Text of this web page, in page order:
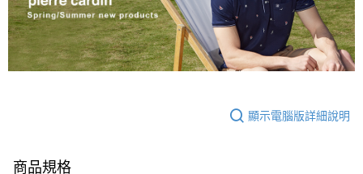
顯示電腦版詳細說明
商品規格